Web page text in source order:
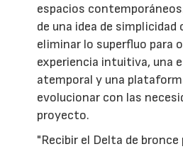
espacios
de una idea de
eliminar lo superfluo para
experiencia intuitiva, una
atemporal y una
evolucionar con las
proyecto.
"Recibir el Delta de